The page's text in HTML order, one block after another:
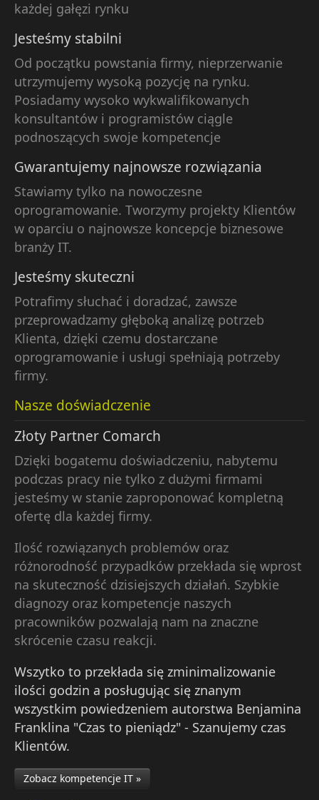
każdej gałęzi rynku
Jesteśmy stabilni
Od początku powstania firmy, nieprzerwanie
utrzymujemy wysoką pozycję na rynku.
Posiadamy wysoko wykwalifikowanych
konsultantów i programistów ciągle
podnoszących swoje kompetencje
Gwarantujemy najnowsze rozwiązania
Stawiamy tylko na nowoczesne
oprogramowanie. Tworzymy projekty Klientów
w oparciu o najnowsze koncepcje biznesowe
branży IT.
Jesteśmy skuteczni
Potrafimy słuchać i doradzać, zawsze
przeprowadzamy głęboką analizę potrzeb
Klienta, dzięki czemu dostarczane
oprogramowanie i usługi spełniają potrzeby
firmy.
Nasze doświadczenie
Złoty Partner Comarch
Dzięki bogatemu doświadczeniu, nabytemu
podczas pracy nie tylko z dużymi firmami
jesteśmy w stanie zaproponować kompletną
ofertę dla każdej firmy.
Ilość rozwiązanych problemów oraz
różnorodność przypadków przekłada się wprost
na skuteczność dzisiejszych działań. Szybkie
diagnozy oraz kompetencje naszych
pracowników pozwalają nam na znaczne
skrócenie czasu reakcji.
Wszytko to przekłada się zminimalizowanie
ilości godzin a posługując się znanym
wszystkim powiedzeniem autorstwa Benjamina
Franklina "Czas to pieniądz" - Szanujemy czas
Klientów.
Zobacz kompetencje IT »